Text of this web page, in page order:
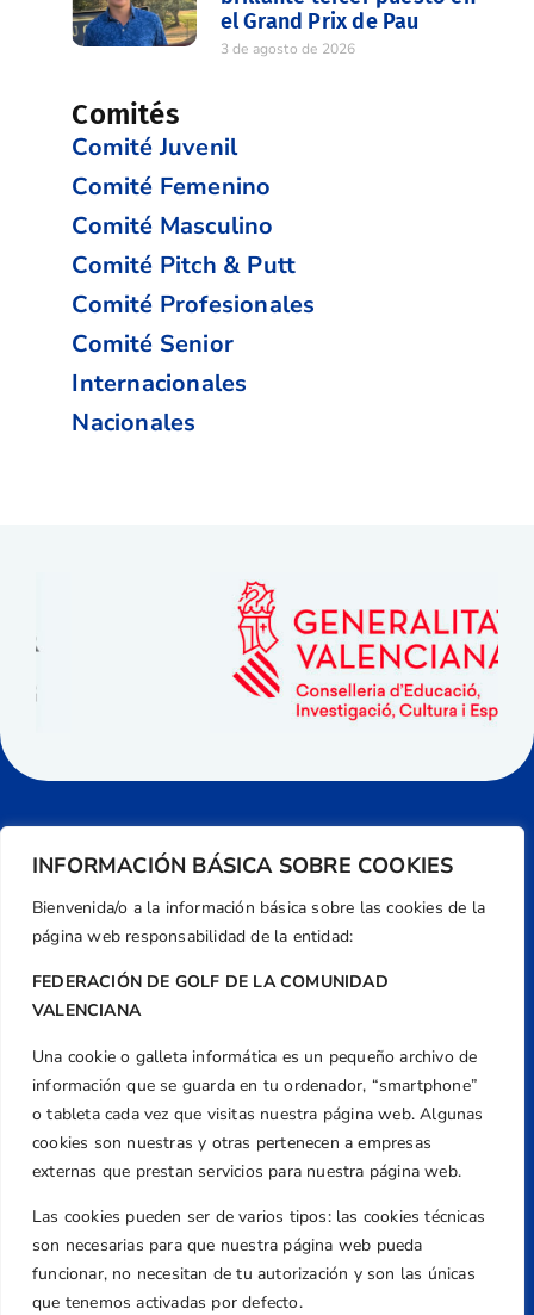
INFORMACIÓN BÁSICA SOBRE COOKIES
Bienvenida/o a la información básica sobre las cookies de la
página web responsabilidad de la entidad:
FEDERACIÓN DE GOLF DE LA COMUNIDAD
VALENCIANA
Una cookie o galleta informática es un pequeño archivo de
información que se guarda en tu ordenador, “smartphone”
o tableta cada vez que visitas nuestra página web. Algunas
cookies son nuestras y otras pertenecen a empresas
externas que prestan servicios para nuestra página web.
Las cookies pueden ser de varios tipos: las cookies técnicas
son necesarias para que nuestra página web pueda
funcionar, no necesitan de tu autorización y son las únicas
que tenemos activadas por defecto.
el Grand Prix de Pau
3 de agosto de 2026
Comités
Comité Juvenil
Comité Femenino
Comité Masculino
Comité Pitch & Putt
Comité Profesionales
Comité Senior
Internacionales
Nacionales
Dirección
Centre de L´Esport, Carrer d'Isaac Peral i
Caballero, Nº 5, Despachos 2 y 3, 46980,
Valencia
Teléfono
+34 961 367 799
Email
federacion@golfcv.com